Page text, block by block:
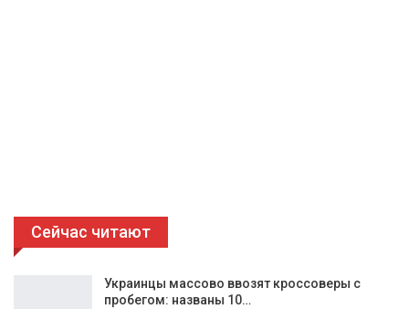
Сейчас читают
Украинцы массово ввозят кроссоверы с
пробегом: названы 10…